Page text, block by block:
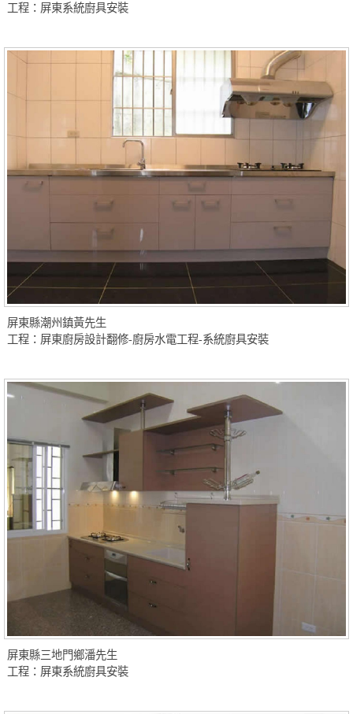
工程：屏東系統廚具安裝
屏東縣潮州鎮黃先生
工程：屏東廚房設計翻修-廚房水電工程-系統廚具安裝
屏東縣三地門鄉潘先生
工程：屏東系統廚具安裝